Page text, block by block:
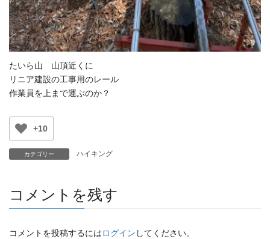
たいら山 山頂近くに
リニア建設の工事用のレール
作業員を上まで運ぶのか？
+10
カテゴリー ハイキング
コメントを残す
コメントを投稿するにはログイン してください。